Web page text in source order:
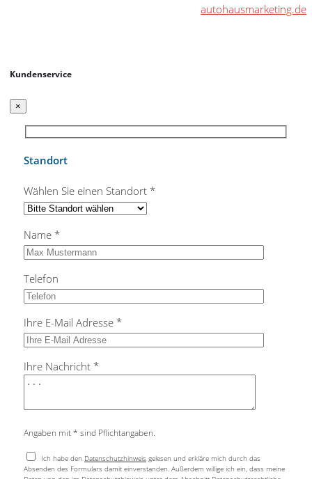
autohausmarketing.de
Kundenservice
×
Standort
Wählen Sie einen Standort *
Name *
Telefon
Ihre E-Mail Adresse *
Ihre Nachricht *
Angaben mit * sind Pflichtangaben.
Ich habe den Datenschutzhinweis gelesen und erkläre mich durch das
Absenden des Formulars damit einverstanden. Außerdem willige ich ein, dass meine